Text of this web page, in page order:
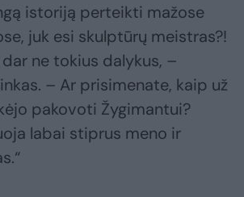
istoriją perteikti mažose
juk esi skulptūrų meistras?!
dar ne tokius dalykus, –
– Ar prisimenate, kaip už
pakovoti Žygimantui?
labai stiprus meno ir